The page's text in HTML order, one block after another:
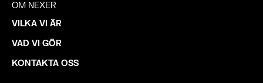
OM NEXER
VILKA VI ÄR
VAD VI GÖR
KONTAKTA OSS